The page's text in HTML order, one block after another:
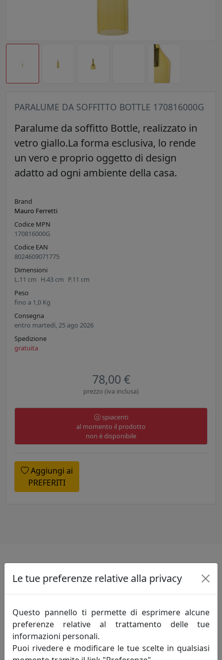
PARALUME DA SOFFITTO BOTTLE 170816000G
Paralume da soffitto Bottle, realizzato in
vetro giallo.La forma esclusiva, lo rende
un vero e proprio oggetto di design
adatto ad ogni ambiente della casa.
Brand
Mauro Ferretti
Codice MPN
170816000G
Codice EAN
8024609071775
Dimensioni
L.11 cm H.43 cm P.11 cm
Peso
fino a 1,0 Kg
Consegna
entro martedì, 25 ago 2026
Spedizione
gratuita
78,00 €
prezzo (iva inclusa)
spiacenti
al momento il prodotto
non è disponibile
Aggiungi ai
PREFERITI
Specifiche
Realizzato in vetro.
Informazioni sul brand
Innovazione-creatività-competitività: sono
Le tue preferenze relative alla privacy
Questo pannello ti permette di esprimere alcune
preferenze relative al trattamento delle tue
informazioni personali.
Puoi rivedere e modificare le tue scelte in qualsiasi